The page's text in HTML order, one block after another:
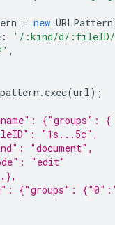
= new URLPattern
: '/:kind/d/:fileID/
,
pattern . exec(url);
{"groups": {
"1s...5c",
"document",
"edit"
{"groups":